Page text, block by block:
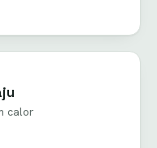
calor